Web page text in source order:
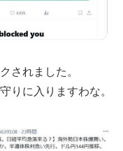
されました。
りに入りますわな。